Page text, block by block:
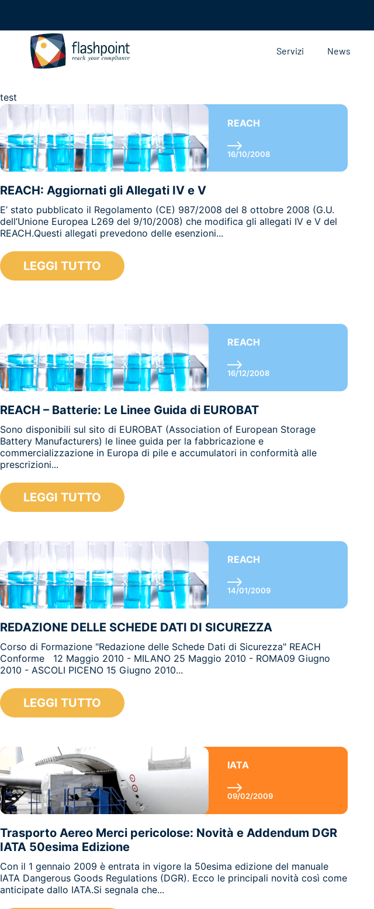
Servizi News
test
REACH
16/10/2008
REACH: Aggiornati gli Allegati IV e V
E’ stato pubblicato il Regolamento (CE) 987/2008 del 8 ottobre 2008 (G.U.
dell’Unione Europea L269 del 9/10/2008) che modifica gli allegati IV e V del
REACH.Questi allegati prevedono delle esenzioni...
LEGGI TUTTO
REACH
16/12/2008
REACH – Batterie: Le Linee Guida di EUROBAT
Sono disponibili sul sito di EUROBAT (Association of European Storage
Battery Manufacturers) le linee guida per la fabbricazione e
commercializzazione in Europa di pile e accumulatori in conformità alle
prescrizioni...
LEGGI TUTTO
REACH
14/01/2009
REDAZIONE DELLE SCHEDE DATI DI SICUREZZA
Corso di Formazione "Redazione delle Schede Dati di Sicurezza" REACH
Conforme 12 Maggio 2010 - MILANO 25 Maggio 2010 - ROMA09 Giugno
2010 - ASCOLI PICENO 15 Giugno 2010...
LEGGI TUTTO
IATA
09/02/2009
Trasporto Aereo Merci pericolose: Novità e Addendum DGR
IATA 50esima Edizione
Con il 1 gennaio 2009 è entrata in vigore la 50esima edizione del manuale
IATA Dangerous Goods Regulations (DGR). Ecco le principali novità così come
anticipate dallo IATA.Si segnala che...